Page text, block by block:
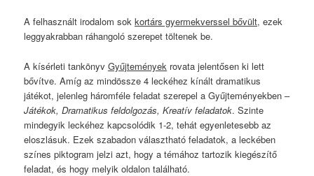
A felhasznált irodalom sokkortárs gyermekverssel bővült, ezek
leggyakrabban ráhangoló szerepet töltenek be.
A kísérleti tankönyvGyűjtemények rovata jelentősen ki lett
bővítve. Amíg az mindössze 4 leckéhez kínált dramatikus
játékot, jelenleg háromféle feladat szerepel a Gyűjteményekben –
Játékok, Dramatikus feldolgozás, Kreatív feladatok. Szinte
mindegyik leckéhez kapcsolódik 1-2, tehát egyenletesebb az
eloszlásuk. Ezek szabadon választható feladatok, a leckében
színes piktogram jelzi azt, hogy a témához tartozik kiegészítő
feladat, és hogy melyik oldalon található.